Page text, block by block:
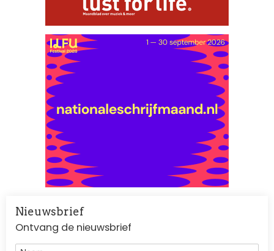
Nieuwsbrief
Ontvang de nieuwsbrief